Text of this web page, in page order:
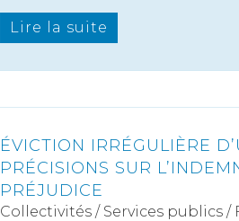
Lire la suite
ÉVICTION IRRÉGULIÈRE
PRÉCISIONS SUR
PRÉJUDICE
Collectivités / Services publics /